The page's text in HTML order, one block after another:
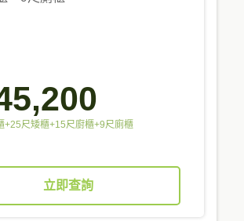
+25尺矮櫃+15尺廚櫃+9尺廁櫃
立即查詢